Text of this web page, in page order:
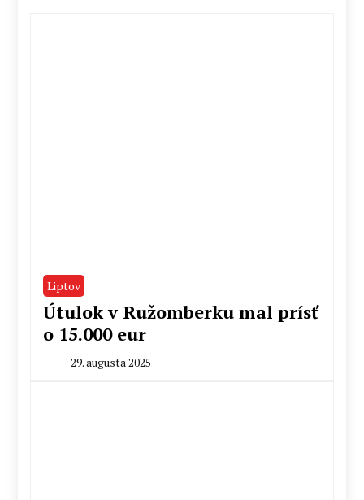
Liptov
Útulok v Ružomberku mal prísť
o 15.000 eur
29. augusta 2025